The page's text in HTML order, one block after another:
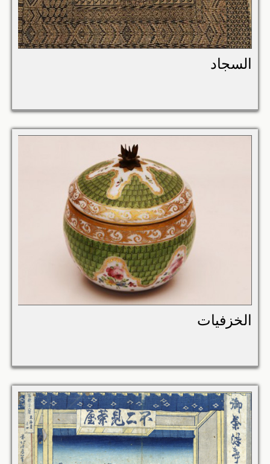
السجاد
الخزفيات